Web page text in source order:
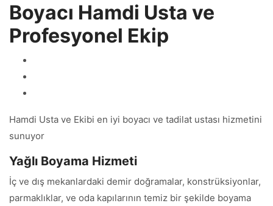
Boyacı Hamdi Usta ve
Profesyonel Ekip
Hamdi Usta ve Ekibi en iyi boyacı ve tadilat ustası hizmetini
sunuyor
Yağlı Boyama Hizmeti
İç ve dış mekanlardaki demir doğramalar, konstrüksiyonlar,
parmaklıklar, ve oda kapılarının temiz bir şekilde boyama